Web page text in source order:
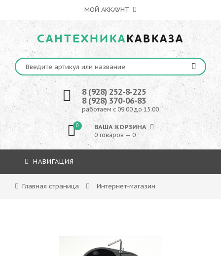
МОЙ АККАУНТ
САНТЕХНИКАКАВКАЗА
8 (928) 252-8-225
8 (928) 370-06-83
работаем с 09:00 до 15:00
0 ВАША КОРЗИНА
0 товаров — 0
НАВИГАЦИЯ
Главная страница Интернет-магазин